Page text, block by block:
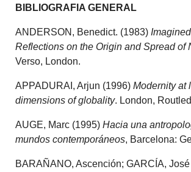
BIBLIOGRAFIA GENERAL
ANDERSON, Benedict. (1983)
Reflections on the Origin and Spread of
Verso, London.
APPADURAI, Arjun (1996)Modernity at
dimensions of globality. London,
AUGE, Marc (1995)Hacia una
mundos contemporáneos, Barcelona:
BARAÑANO, Ascención; GARCÍA,